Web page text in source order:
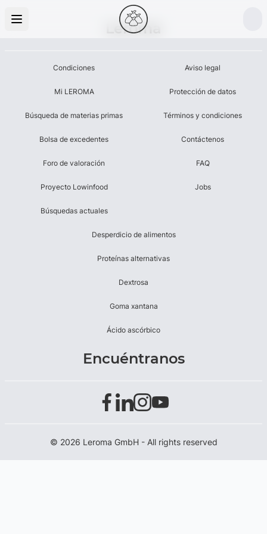
Leroma
Condiciones
Mi LEROMA
Búsqueda de materias primas
Bolsa de excedentes
Foro de valoración
Proyecto Lowinfood
Búsquedas actuales
Aviso legal
Protección de datos
Términos y condiciones
Contáctenos
FAQ
Jobs
Desperdicio de alimentos
Proteínas alternativas
Dextrosa
Goma xantana
Ácido ascórbico
Encuéntranos
© 2026 Leroma GmbH - All rights reserved